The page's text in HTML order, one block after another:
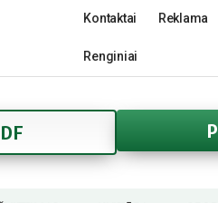
Kontaktai Reklama
Renginiai